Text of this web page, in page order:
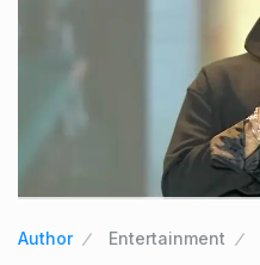
Author Entertainment